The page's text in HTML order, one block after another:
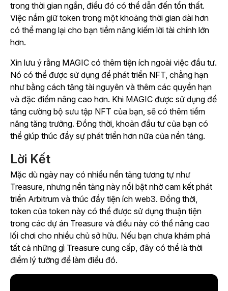
trong thời gian ngắn, điều đó có thể dẫn đến tổn thất.
Việc nắm giữ token trong một khoảng thời gian dài hơn
có thể mang lại cho bạn tiềm năng kiếm lời tài chính lớn
hơn.
Xin lưu ý rằng MAGIC có thêm tiện ích ngoài việc đầu tư.
Nó có thể được sử dụng để phát triển NFT, chẳng hạn
như bằng cách tăng tài nguyên và thêm các quyền hạn
và đặc điểm nâng cao hơn. Khi MAGIC được sử dụng để
tăng cường bộ sưu tập NFT của bạn, sẽ có thêm tiềm
năng tăng trưởng. Đồng thời, khoản đầu tư của bạn có
thể giúp thúc đẩy sự phát triển hơn nữa của nền tảng.
Lời Kết
Mặc dù ngày nay có nhiều nền tảng tương tự như
Treasure, nhưng nền tảng này nổi bật nhờ cam kết phát
triển Arbitrum và thúc đẩy tiện ích web3. Đồng thời,
token của token này có thể được sử dụng thuận tiện
trong các dự án Treasure và điều này có thể nâng cao
lối chơi cho nhiều chủ sở hữu. Nếu bạn chưa khám phá
tất cả những gì Treasure cung cấp, đây có thể là thời
điểm lý tưởng để làm điều đó.